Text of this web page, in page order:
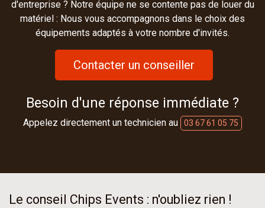
d'entreprise ? Notre équipe ne se contente pas de louer du
matériel : Nous vous accompagnons dans le choix des
équipements adaptés à votre nombre d'invités.
Contacter un conseiller
Besoin d'une réponse immédiate ?
Appelez directement un technicien au 03 67 61 05 75
Le conseil Chips Events : n'oubliez rien !